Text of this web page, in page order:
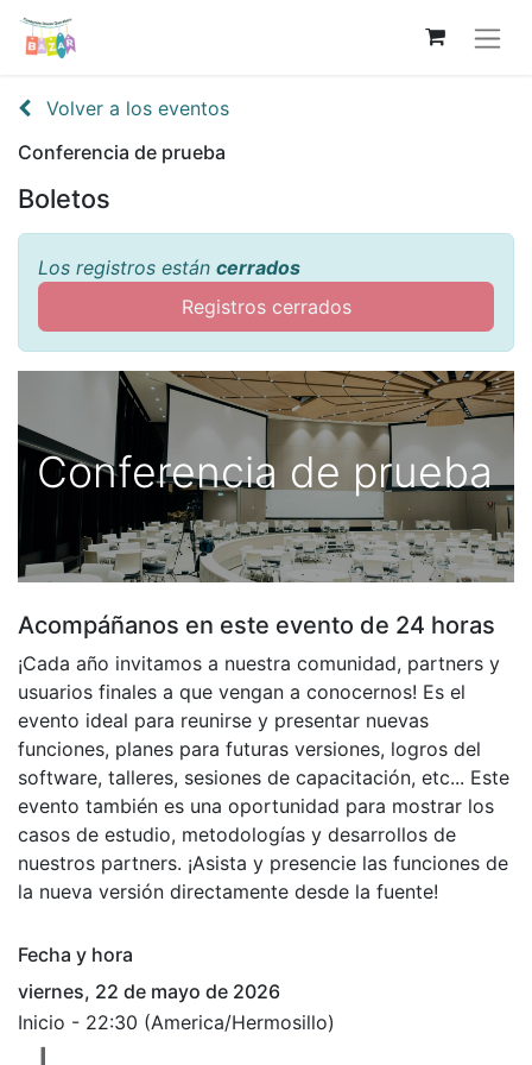
Volver a los eventos
Conferencia de prueba
Boletos
Los registros están cerrados
Registros cerrados
Conferencia de prueba
Acompáñanos en este evento de 24 horas
¡Cada año invitamos a nuestra comunidad, partners y
usuarios finales a que vengan a conocernos! Es el
evento ideal para reunirse y presentar nuevas
funciones, planes para futuras versiones, logros del
software, talleres, sesiones de capacitación, etc... Este
evento también es una oportunidad para mostrar los
casos de estudio, metodologías y desarrollos de
nuestros partners. ¡Asista y presencie las funciones de
la nueva versión directamente desde la fuente!
Fecha y hora
viernes, 22 de mayo de 2026
Inicio - 22:30 (America/Hermosillo)